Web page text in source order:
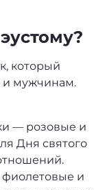
который
и мужчинам.
— розовые и
Дня святого
и